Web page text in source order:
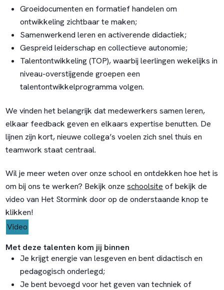
Groeidocumenten en formatief handelen om
ontwikkeling zichtbaar te maken;
Samenwerkend leren en activerende didactiek;
Gespreid leiderschap en collectieve autonomie;
Talentontwikkeling (TOP), waarbij leerlingen wekelijks in
niveau-overstijgende groepen een
talentontwikkelprogramma volgen.
We vinden het belangrijk dat medewerkers samen leren,
elkaar feedback geven en elkaars expertise benutten. De
lijnen zijn kort, nieuwe collega’s voelen zich snel thuis en
teamwork staat centraal.
Wil je meer weten over onze school en ontdekken hoe het is
om bij ons te werken? Bekijk onze schoolsite of bekijk de
video van Het Stormink door op de onderstaande knop te
klikken!
Video
Met deze talenten kom jij binnen
Je krijgt energie van lesgeven en bent didactisch en
pedagogisch onderlegd;
Je bent bevoegd voor het geven van techniek of